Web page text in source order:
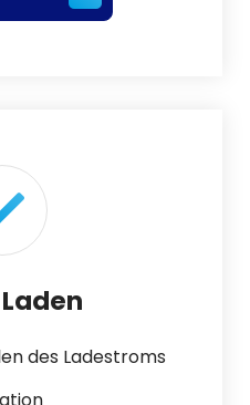
Laden
des Ladestroms